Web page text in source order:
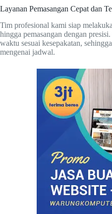
Layanan Pemasangan Cepat dan
Tim profesional kami siap
hingga pemasangan dengan
waktu sesuai kesepakatan,
mengenai jadwal.